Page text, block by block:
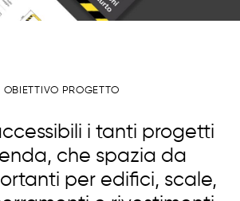
OBIETTIVO PROGETTO
i tanti progetti
che spazia da
per edifici, scale,